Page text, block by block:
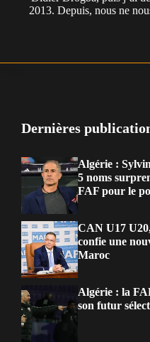
2013. Depuis, nous ne
Dernières
Algérie :
5 noms
FAF pour le
CAN U17
confie une
Maroc
Algérie : la
son futur